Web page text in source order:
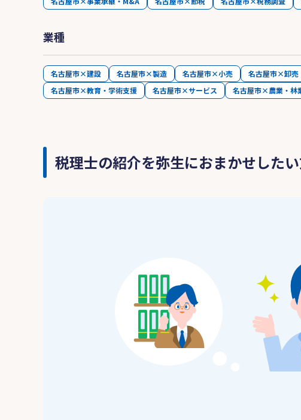
業種
名古屋市×建設 名古屋市×製造 名古屋市×小売 名古屋市×卸売
名古屋市×教育・学術支援
名古屋市×サービス 名古屋市×農業・林
税理士の紹介を弥生におまかせした